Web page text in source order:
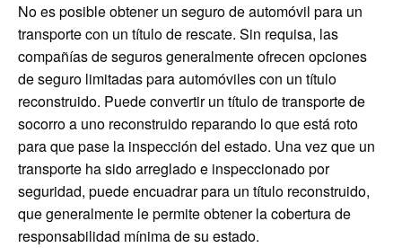
No es posible obtener un seguro de automóvil para un
transporte con un título de rescate. Sin requisa, las
compañías de seguros generalmente ofrecen opciones
de seguro limitadas para automóviles con un título
reconstruido. Puede convertir un título de transporte de
socorro a uno reconstruido reparando lo que está roto
para que pase la inspección del estado. Una vez que un
transporte ha sido arreglado e inspeccionado por
seguridad, puede encuadrar para un título reconstruido,
que generalmente le permite obtener la cobertura de
responsabilidad mínima de su estado.